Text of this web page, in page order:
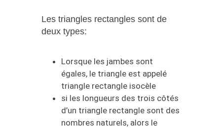
Les triangles rectangles sont de
deux types:
Lorsque les jambes sont
égales, le triangle est appelé
triangle rectangle isocèle
si les longueurs des trois côtés
d’un triangle rectangle sont des
nombres naturels, alors le